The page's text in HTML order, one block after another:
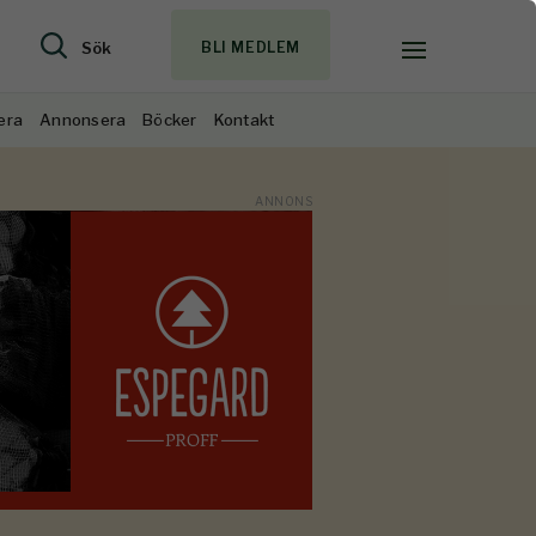
Sök BLI MEDLEM
Annonsera Böcker Kontakt